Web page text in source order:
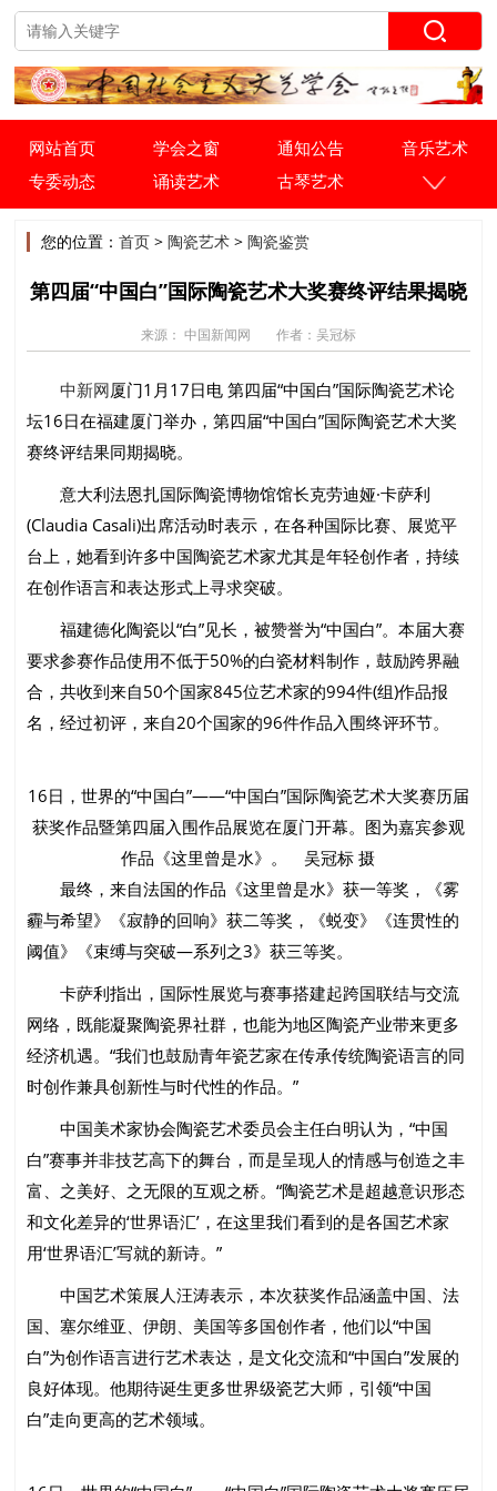
网站首页 学会之窗 通知公告
音乐艺术
专委动态
诵读艺术 古琴艺术
您的位置：首页 >陶瓷艺术 >陶瓷鉴赏
第四届“中国白”国际陶瓷艺术大奖赛终评结果揭晓
来源： 中国新闻网 作者：吴冠标
中新网厦门1月17日电 第四届“中国白”国际陶瓷艺术论
坛16日在福建厦门举办，第四届“中国白”国际陶瓷艺术大奖
赛终评结果同期揭晓。
意大利法恩扎国际陶瓷博物馆馆长克劳迪娅·卡萨利
(Claudia Casali)出席活动时表示，在各种国际比赛、展览平
台上，她看到许多中国陶瓷艺术家尤其是年轻创作者，持续
在创作语言和表达形式上寻求突破。
福建德化陶瓷以“白”见长，被赞誉为“中国白”。本届大赛
要求参赛作品使用不低于50%的白瓷材料制作，鼓励跨界融
合，共收到来自50个国家845位艺术家的994件(组)作品报
名，经过初评，来自20个国家的96件作品入围终评环节。
16日，世界的“中国白”——“中国白”国际陶瓷艺术大奖赛历届
获奖作品暨第四届入围作品展览在厦门开幕。图为嘉宾参观
作品《这里曾是水》。 吴冠标 摄
最终，来自法国的作品《这里曾是水》获一等奖，《雾
霾与希望》《寂静的回响》获二等奖，《蜕变》《连贯性的
阈值》《束缚与突破—系列之3》获三等奖。
卡萨利指出，国际性展览与赛事搭建起跨国联结与交流
网络，既能凝聚陶瓷界社群，也能为地区陶瓷产业带来更多
经济机遇。“我们也鼓励青年瓷艺家在传承传统陶瓷语言的同
时创作兼具创新性与时代性的作品。”
中国美术家协会陶瓷艺术委员会主任白明认为，“中国
白”赛事并非技艺高下的舞台，而是呈现人的情感与创造之丰
富、之美好、之无限的互观之桥。“陶瓷艺术是超越意识形态
和文化差异的‘世界语汇’，在这里我们看到的是各国艺术家
用‘世界语汇’写就的新诗。”
中国艺术策展人汪涛表示，本次获奖作品涵盖中国、法
国、塞尔维亚、伊朗、美国等多国创作者，他们以“中国
白”为创作语言进行艺术表达，是文化交流和“中国白”发展的
良好体现。他期待诞生更多世界级瓷艺大师，引领“中国
白”走向更高的艺术领域。